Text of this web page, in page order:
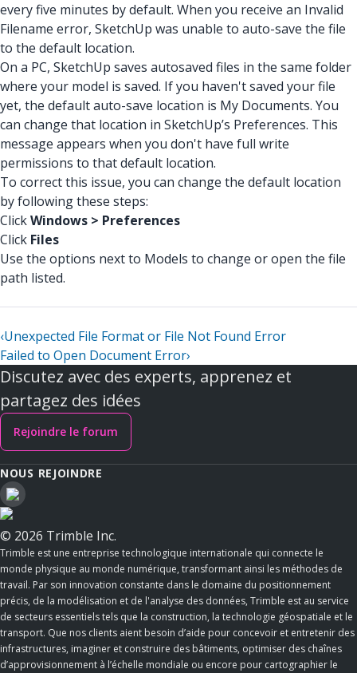
every five minutes by default. When you receive an Invalid
Filename error, SketchUp was unable to auto-save the file
to the default location.
On a PC, SketchUp saves autosaved files in the same folder
where your model is saved. If you haven't saved your file
yet, the default auto-save location is My Documents. You
can change that location in SketchUp’s Preferences. This
message appears when you don't have full write
permissions to that default location.
To correct this issue, you can change the default location
by following these steps:
ClickWindows > Preferences
Click Files
Use the options next to Models to change or open the file
path listed.
‹Unexpected File Format or File Not Found Error
Failed to Open Document Error›
Discutez avec des experts, apprenez et
partagez des idées
Rejoindre le forum
NOUS REJOINDRE
© 2026 Trimble Inc.
Trimble est une entreprise technologique internationale qui connecte le
monde physique au monde numérique, transformant ainsi les méthodes de
travail. Par son innovation constante dans le domaine du positionnement
précis, de la modélisation et de l'analyse des données, Trimble est au service
de secteurs essentiels tels que la construction, la technologie géospatiale et le
transport. Que nos clients aient besoin d’aide pour concevoir et entretenir des
infrastructures, imaginer et construire des bâtiments, optimiser des chaînes
d’approvisionnement à l’échelle mondiale ou encore pour cartographier le